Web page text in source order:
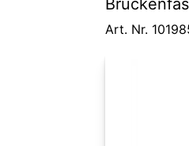
Art. Nr.